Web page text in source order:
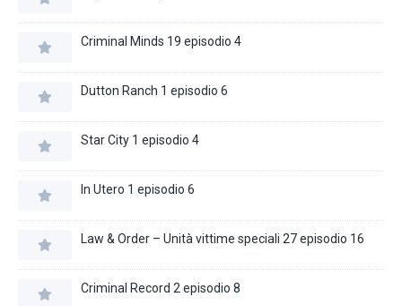
Criminal Minds 19 episodio 4
Dutton Ranch 1 episodio 6
Star City 1 episodio 4
In Utero 1 episodio 6
Law & Order – Unità vittime speciali 27 episodio 16
Criminal Record 2 episodio 8